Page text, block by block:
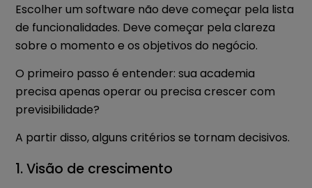
Escolher um software não deve começar pela lista
de funcionalidades. Deve começar pela clareza
sobre o momento e os objetivos do negócio.
O primeiro passo é entender: sua academia
precisa apenas operar ou precisa crescer com
previsibilidade?
A partir disso, alguns critérios se tornam decisivos.
1. Visão de crescimento